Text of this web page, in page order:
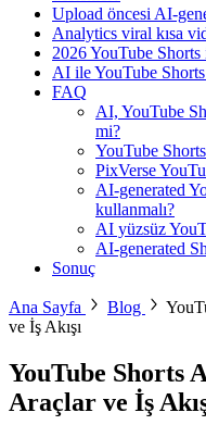
Upload öncesi AI-
Analytics viral kısa
2026 YouTube
AI ile YouTube Shorts
FAQ
AI, YouTube
mi?
YouTube
PixVerse
AI-generated
kullanmalı?
AI yüzsüz
AI-generated
Sonuç
Ana Sayfa Blog
ve İş Akışı
YouTube Shorts
Araçlar ve İş